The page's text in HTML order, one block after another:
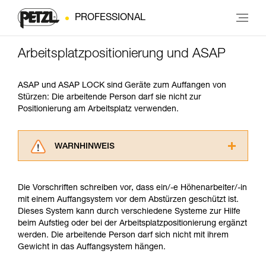
PROFESSIONAL
Arbeitsplatzpositionierung und ASAP
ASAP und ASAP LOCK sind Geräte zum Auffangen von
Stürzen: Die arbeitende Person darf sie nicht zur
Positionierung am Arbeitsplatz verwenden.
WARNHINWEIS
aufmerksam durch, bevor Sie diesen zu Rate
ziehen. Um diese Zusatzinformationen
verstehen zu können, müssen Sie zuerst die in
der Gebrauchsanweisung enthaltenen
Informationen richtig verstanden haben.
Die Beherrschung dieser Techniken setzt eine
Die Vorschriften schreiben vor, dass ein/-e Höhenarbeiter/-in
mit einem Auffangsystem vor dem Abstürzen geschützt ist.
Dieses System kann durch verschiedene Systeme zur Hilfe
beim Aufstieg oder bei der Arbeitsplatzpositionierung ergänzt
werden. Die arbeitende Person darf sich nicht mit ihrem
Gewicht in das Auffangsystem hängen.